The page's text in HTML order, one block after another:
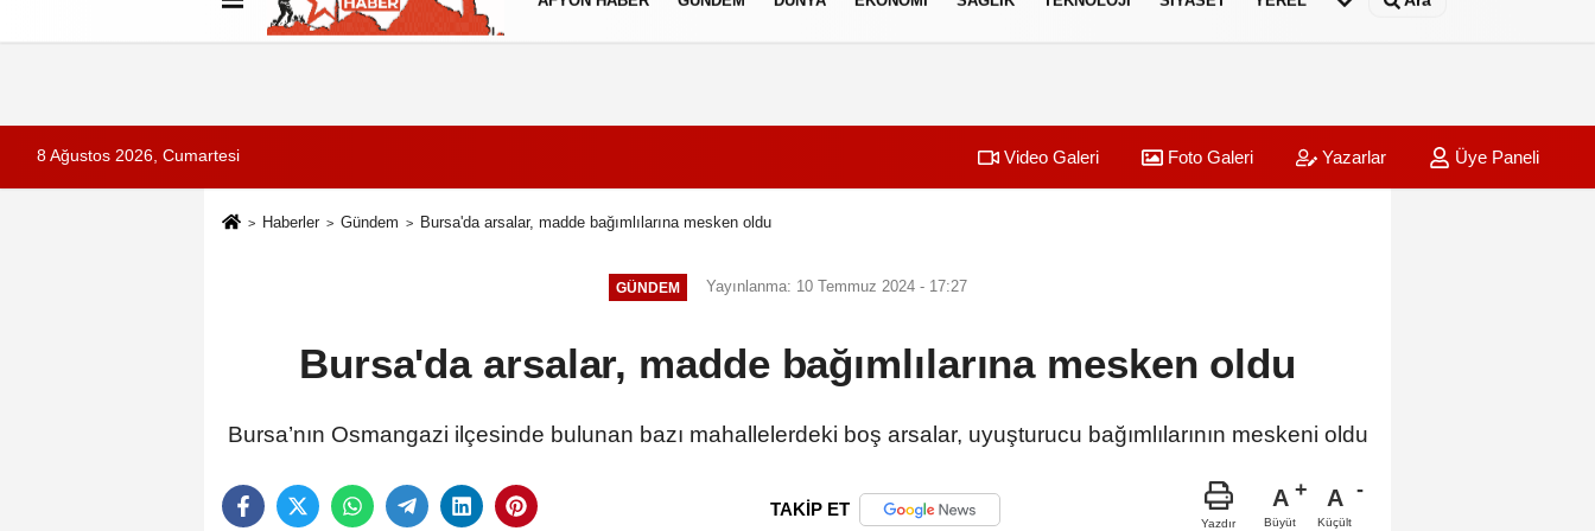
Künye İletişim Çerez Politikası
8 Ağustos 2026, Cumartesi Video Galeri Foto Galeri Yazarlar Üye Paneli
Haberler Gündem Bursa'da arsalar, madde bağımlılarına mesken oldu
GÜNDEM Yayınlanma: 10 Temmuz 2024 - 17:27
Bursa'da arsalar, madde bağımlılarına mesken oldu
Bursa’nın Osmangazi ilçesinde bulunan bazı mahallelerdeki boş arsalar, uyuşturucu bağımlılarının meskeni oldu
TAKİP ET
Yazdır
A
Büyüt
A
Küçült